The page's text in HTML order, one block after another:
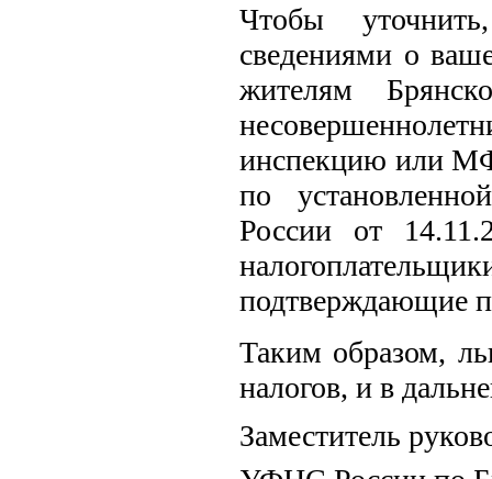
Чтобы
сведениями о
жителям
инспекцию или
по
России от
подтверждающие
Таким образом,
налогов, и в
Заместитель